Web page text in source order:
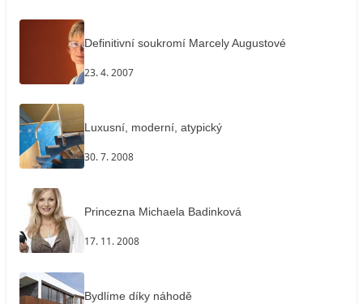
Definitivní soukromí Marcely Augustové
23. 4. 2007
Luxusní, moderní, atypický
30. 7. 2008
Princezna Michaela Badinková
17. 11. 2008
Bydlíme díky náhodě